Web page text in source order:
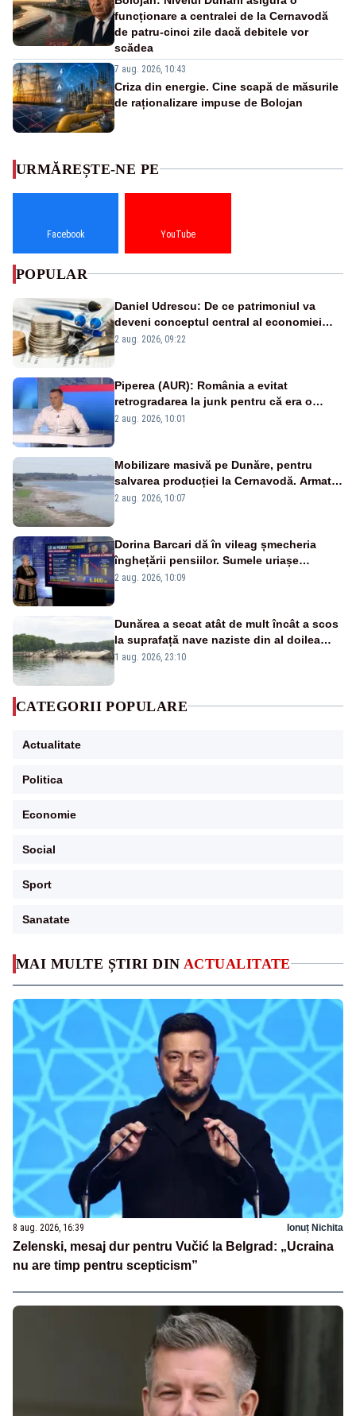
funcționare a centralei de la Cernavodă
de patru-cinci zile dacă debitele vor
scădea
7 aug. 2026, 10:43
Criza din energie. Cine scapă de măsurile
de raționalizare impuse de Bolojan
MAI MULTE ȘTIRI DIN ACTUALITATE
8 aug. 2026, 16:39 Ionuț Nichita
Zelenski, mesaj dur pentru Vučić la Belgrad: „Ucraina
nu are timp pentru scepticism”
URMĂREȘTE-NE PE
Facebook YouTube
POPULAR
Daniel Udrescu: De ce patrimoniul va
deveni conceptul central al economiei
viitoare?
2 aug. 2026, 09:22
Piperea (AUR): România a evitat
retrogradarea la junk pentru că era o
catastrofă pentru bănci și fondurile de
2 aug. 2026, 10:01
Mobilizare masivă pe Dunăre, pentru
salvarea producției la Cernavodă. Armata
va detona o stâncă și va devia apa
2 aug. 2026, 10:07
Dorina Barcari dă în vileag șmecheria
înghețării pensiilor. Sumele uriașe
pierdute de fiecare român
2 aug. 2026, 10:09
Dunărea a secat atât de mult încât a scos
la suprafață nave naziste din al doilea
război mondial
1 aug. 2026, 23:10
CATEGORII POPULARE
Actualitate
Politica
Economie
Social
Sport
Sanatate